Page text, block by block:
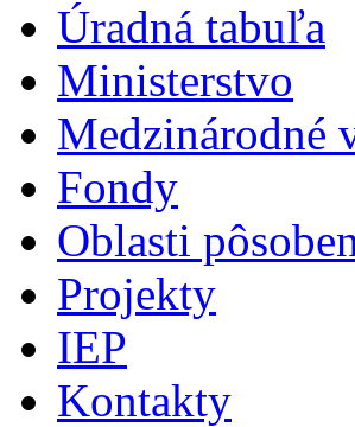
Úradná tabuľa
Ministerstvo
Medzinárodné
Fondy
Oblasti
Projekty
IEP
Kontakty